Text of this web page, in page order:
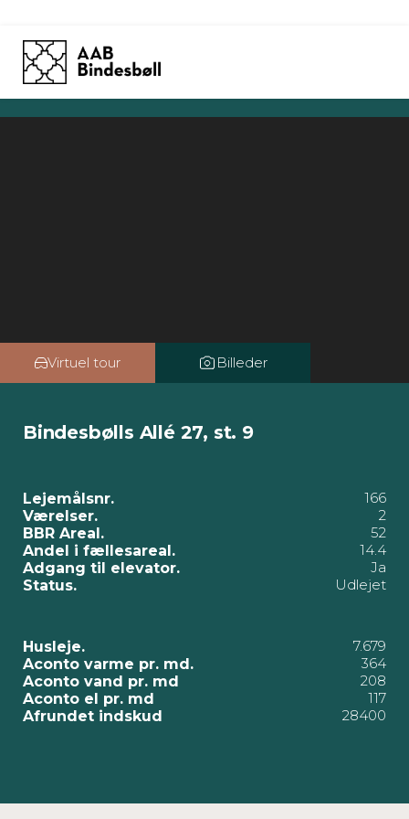
Skip
content
Virtuel tour Billeder
Bindesbølls Allé 27, st. 9
Lejemålsnr.
166
Værelser.
2
BBR Areal.
52
Andel i fællesareal.
14.4
Adgang til elevator.
Ja
Status.
Udlejet
Husleje.
7.679
Aconto varme pr. md.
364
Aconto vand pr. md
208
Aconto el pr. md
117
Afrundet indskud
28400